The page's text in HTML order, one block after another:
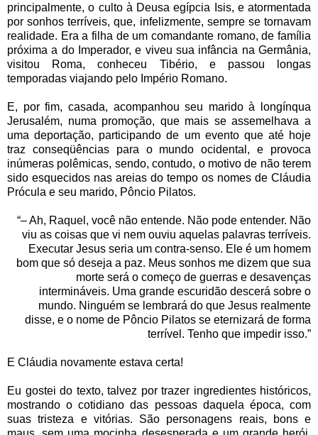
principalmente, o culto à Deusa egípcia Isis, e atormentada
por sonhos terríveis, que, infelizmente, sempre se tornavam
realidade. Era a filha de um comandante romano, de família
próxima a do Imperador, e viveu sua infância na Germânia,
visitou Roma, conheceu Tibério, e passou longas
temporadas viajando pelo Império Romano.
E, por fim, casada, acompanhou seu marido à longínqua
Jerusalém, numa promoção, que mais se assemelhava a
uma deportação, participando de um evento que até hoje
traz conseqüências para o mundo ocidental, e provoca
inúmeras polêmicas, sendo, contudo, o motivo de não terem
sido esquecidos nas areias do tempo os nomes de Cláudia
Prócula e seu marido, Pôncio Pilatos.
“– Ah, Raquel, você não entende. Não pode entender. Não
viu as coisas que vi nem ouviu aquelas palavras terríveis.
Executar Jesus seria um contra-senso. Ele é um homem
bom que só deseja a paz. Meus sonhos me dizem que sua
morte será o começo de guerras e desavenças
intermináveis. Uma grande escuridão descerá sobre o
mundo. Ninguém se lembrará do que Jesus realmente
disse, e o nome de Pôncio Pilatos se eternizará de forma
terrível. Tenho que impedir isso.”
E Cláudia novamente estava certa!
Eu gostei do texto, talvez por trazer ingredientes históricos,
mostrando o cotidiano das pessoas daquela época, com
suas tristeza e vitórias. São personagens reais, bons e